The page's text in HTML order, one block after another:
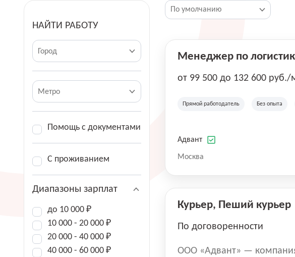
НАЙТИ РАБОТУ
Город
Метро
Помощь с документами
С проживанием
Диапазоны зарплат
до 10 000 ₽
10 000 - 20 000 ₽
20 000 - 40 000 ₽
40 000 - 60 000 ₽
Менеджер по
от 99 500 до 132 600 руб./
Прямой работодатель Без опыта
Адвант
Москва
Курьер, Пеший курьер
По договоренности
ООО «Адвант» —